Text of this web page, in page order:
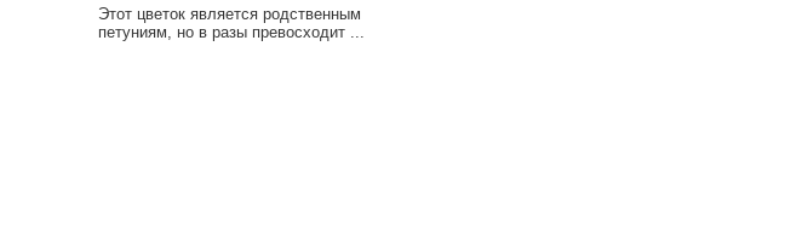
Этот цветок является родственным
петуниям, но в разы превосходит ...